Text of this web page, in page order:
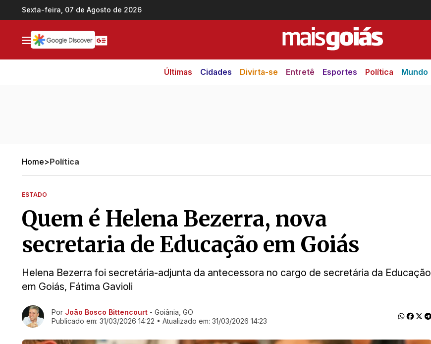
Ir direto pro conteúdo
Sexta-feira, 07 de Agosto de 2026
Últimas Cidades Divirta-se Entretê Esportes Política Mundo
Home>Política
ESTADO
Quem é Helena Bezerra, nova
secretaria de Educação em Goiás
Helena Bezerra foi secretária-adjunta da antecessora no cargo de secretária da Educação
em Goiás, Fátima Gavioli
Ir direto pra matéria
Por João Bosco Bittencourt - Goiânia, GO
Publicado em: 31/03/2026 14:22 • Atualizado em: 31/03/2026 14:23